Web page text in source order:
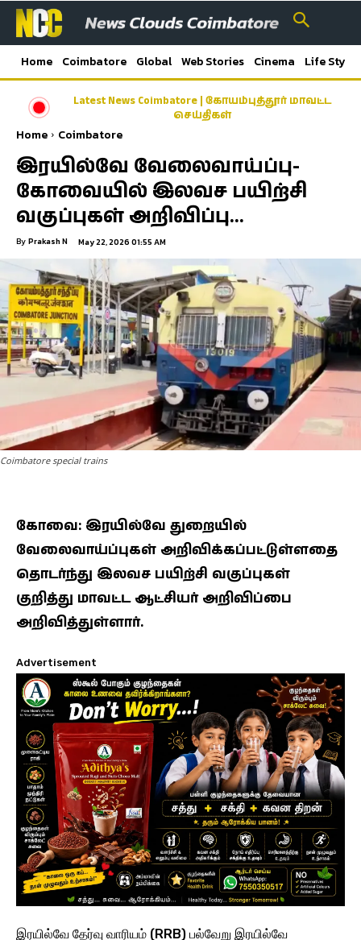
Home Coimbatore Global Web Stories Cinema Life Style
Latest News Coimbatore | கோயம்புத்தூர் மாவட்ட
செய்திகள்
Home Coimbatore
இரயில்வே வேலைவாய்ப்பு-
கோவையில் இலவச பயிற்சி
வகுப்புகள் அறிவிப்பு…
By Prakash N May 22, 2026 01:55 AM
Coimbatore special trains
கோவை: இரயில்வே துறையில்
வேலைவாய்ப்புகள் அறிவிக்கப்பட்டுள்ளதை
தொடர்ந்து இலவச பயிற்சி வகுப்புகள்
குறித்து மாவட்ட ஆட்சியர் அறிவிப்பை
அறிவித்துள்ளார்.
Advertisement
இரயில்வே தேர்வு வாரியம் (RRB) பல்வேறு இரயில்வே